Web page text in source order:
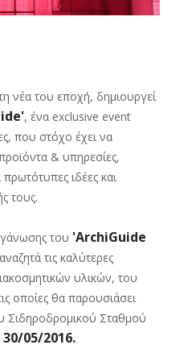
νέα του εποχή, δημιουργεί
, ένα exclusive event
που στόχο έχει να
& υπηρεσίες,
ιδέες και
τους.
του 'ArchiGuide
τις καλύτερες
υλικών, του
οποίες θα παρουσιάσει
Σιδηροδρομικού Σταθμού
30/05/2016.